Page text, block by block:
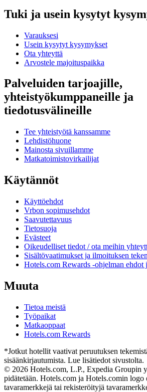
Tuki ja usein kysytyt
Varauksesi
Usein kysytyt kysymykset
Ota yhteyttä
Arvostele majoituspaikka
Palveluiden tarjoajille,
yhteistyökumppaneille ja
tiedotusvälineille
Tee yhteistyötä kanssamme
Lehdistöhuone
Mainosta sivuillamme
Matkatoimistovirkailijat
Käytännöt
Käyttöehdot
Vrbon sopimusehdot
Saavutettavuus
Tietosuoja
Evästeet
Oikeudelliset tiedot / ota meihin
Sisältövaatimukset ja ilmoituksen
Hotels.com Rewards -ohjelman ehdot
Muuta
Tietoa meistä
Työpaikat
Matkaoppaat
Hotels.com Rewards
*Jotkut hotellit vaativat peruutuksen
sisäänkirjautumista. Lue lisätiedot sivustolta.
© 2026 Hotels.com, L.P., Expedia Groupin
pidätetään. Hotels.com ja Hotels.comin logo
tavaramerkkejä tai rekisteröityjä